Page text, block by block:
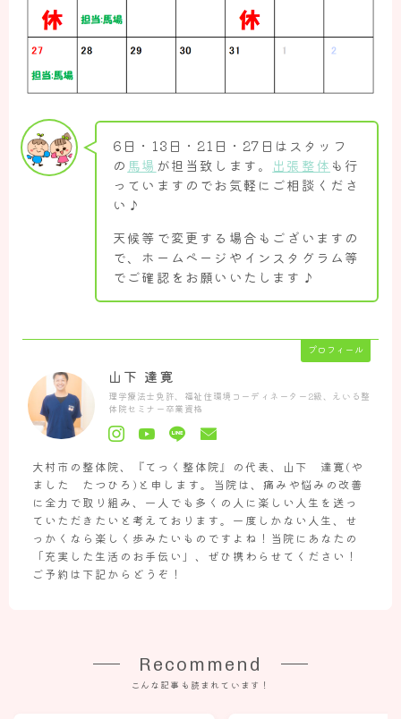
てっく整体院の施術について
頭痛へのアプローチについて
ダイエットへのアプローチについて
腰痛へのアプローチについて
肩痛・肩こりへのアプローチについて
頭痛の方のお悩み解決
ダイエットの方のお悩み解決
疲れ・睡眠・自律神経でお悩みの方
その他お体のお悩み解決
6日・13日・21日・27日はスタッフ
の 馬場 が担当致します。 出張整体 も行
っていますのでお気軽にご相談くださ
い♪
天候等で変更する場合もございますの
で、ホームページやインスタグラム等
でご確認をお願いいたします♪
プロフィール
山下 達寛
理学療法士免許、福祉住環境コーディネーター2級、えいる整
体院セミナー卒業資格
大村市の整体院、『てっく整体院』の代表、山下 達寛(や
ました たつひろ)と申します。当院は、痛みや悩みの改善
に全力で取り組み、一人でも多くの人に楽しい人生を送っ
ていただきたいと考えております。一度しかない人生、せ
っかくなら楽しく歩みたいものですよね！当院にあなたの
「充実した生活のお手伝い」、ぜひ携わらせてください！
ご予約は下記からどうぞ！
Recommend
こんな記事も読まれています！